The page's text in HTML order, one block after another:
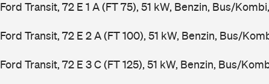
Ford Transit, 72 E 1 A (FT 75), 51 kW, Benzin, Bus/
Ford Transit, 72 E 2 A (FT 100), 51 kW, Benzin, Bus/
Ford Transit, 72 E 3 C (FT 125), 51 kW, Benzin, Bus/